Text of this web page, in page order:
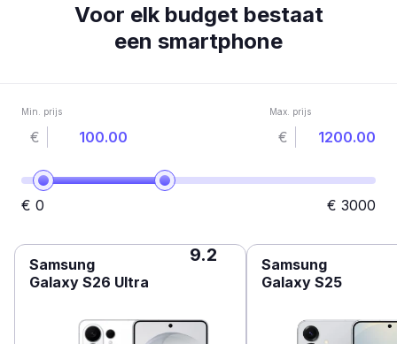
Voor elk budget bestaat
een smartphone
Min. prijs
€
Max. prijs
€
€ 0 € 3000
Samsung
Galaxy S26 Ultra
9.2
Samsung
Galaxy S25